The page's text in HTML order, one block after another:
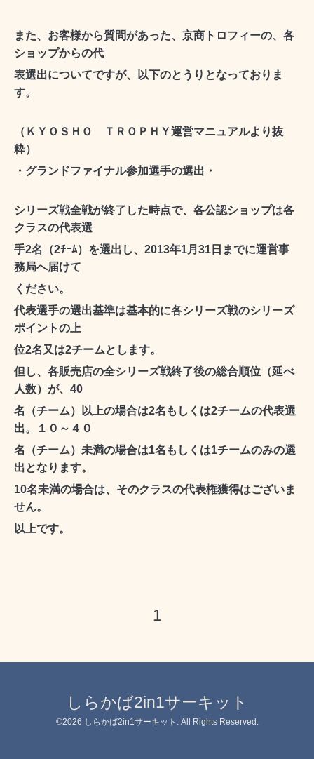
また、お客様から質問があった、京商トロフィーの、各
ショップからの代
表選出についてですが、以下のとうりとなっておりま
す。
（ＫＹＯＳＨＯ ＴＲＯＰＨＹ運営マニュアルより抜
粋）
・グランドファイナル参加選手の選出・
シリーズ戦全戦が終了した時点で、各公認ショップは各
クラスの代表選
手2名（2ﾁｰﾑ）を選出し、2013年1月31日までに運営事
務局へ届けて
ください。
代表選手の選出基準は基本的に各シリーズ戦のシリーズ
ポイントの上
位2名又は2チームとします。
但し、各販売店の全シリーズ戦終了後の総合順位（延べ
人数）が、40
名（チーム）以上の場合は2名もしくは2チームの代表選
出。１０～４０
名（チーム）未満の場合は1名もしくは1チームのみの選
出となります。
10名未満の場合は、そのクラスの代表権獲得はございま
せん。
以上です。
1
しらかば2in1サーキット
©2026 しらかば2in1サーキット . All Rights Reserved.